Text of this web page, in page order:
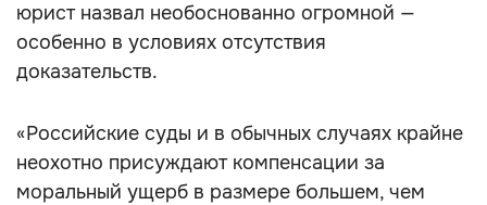
юрист назвал необоснованно огромной —
особенно в условиях отсутствия
доказательств.
«Российские суды и в обычных случаях крайне
неохотно присуждают компенсации за
моральный ущерб в размере большем, чем